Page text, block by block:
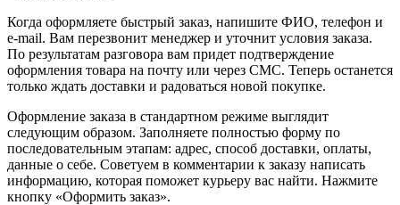
Когда оформляете быстрый заказ, напишите ФИО, телефон и
e-mail. Вам перезвонит менеджер и уточнит условия заказа.
По результатам разговора вам придет подтверждение
оформления товара на почту или через СМС. Теперь останется
только ждать доставки и радоваться новой покупке.
Оформление заказа в стандартном режиме выглядит
следующим образом. Заполняете полностью форму по
последовательным этапам: адрес, способ доставки, оплаты,
данные о себе. Советуем в комментарии к заказу написать
информацию, которая поможет курьеру вас найти. Нажмите
кнопку «Оформить заказ».